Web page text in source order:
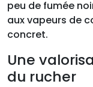
peu de fumée
aux vapeurs de
concret.
Une
du rucher